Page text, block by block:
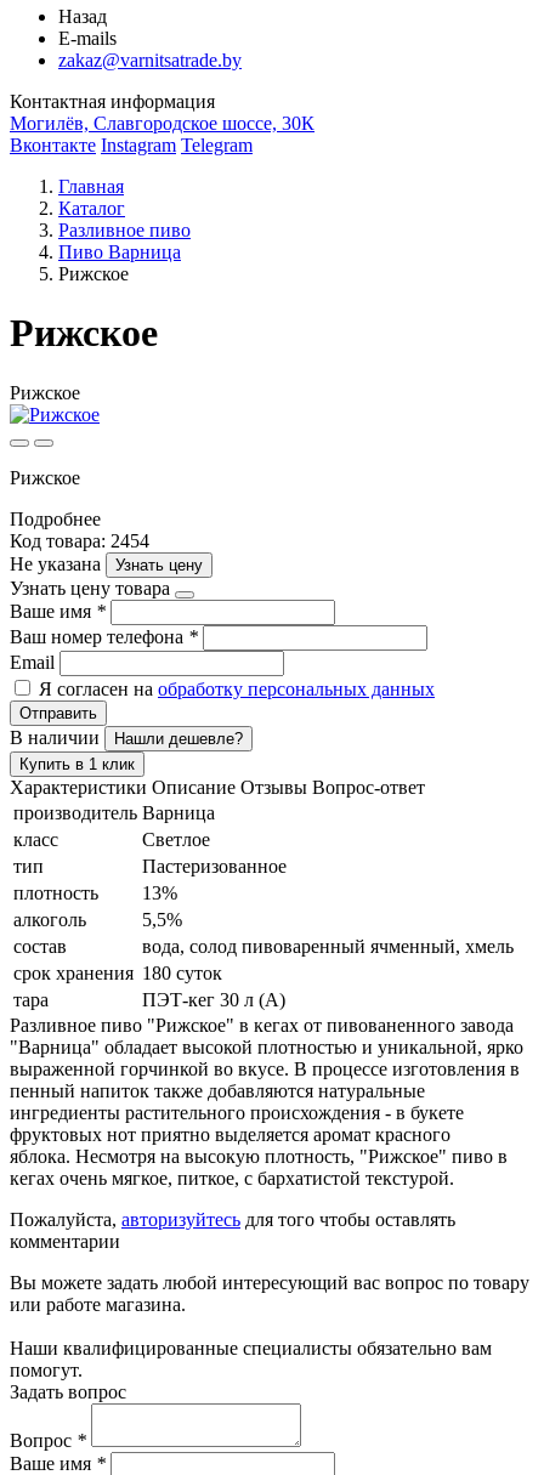
Назад
E-mails
zakaz@varnitsatrade.by
Контактная информация
Могилёв, Славгородское шоссе, 30К
Вконтакте Instagram Telegram
Главная
Каталог
Разливное пиво
Пиво Варница
Рижское
Рижское
Рижское
Рижское
Подробнее
Код товара: 2454
Не указана
Узнать цену
Узнать цену товара
Ваше имя *
Ваш номер телефона *
Email
Я согласен на обработку персональных данных
Отправить
В наличии
Нашли дешевле?
Купить в 1 клик
Характеристики Описание Отзывы Вопрос-ответ
производитель Варница
класс
Светлое
тип
Пастеризованное
плотность
13%
алкоголь
5,5%
состав
вода, солод пивоваренный ячменный, хмель
срок хранения 180 суток
тара
ПЭТ-кег 30 л (А)
Разливное пиво "Рижское" в кегах от пивованенного завода
"Варница" обладает высокой плотностью и уникальной, ярко
выраженной горчинкой во вкусе. В процессе изготовления в
пенный напиток также добавляются натуральные
ингредиенты растительного происхождения - в букете
фруктовых нот приятно выделяется аромат красного
яблока. Несмотря на высокую плотность, "Рижское" пиво в
кегах очень мягкое, питкое, с бархатистой текстурой.
Пожалуйста, авторизуйтесь для того чтобы оставлять
комментарии
Вы можете задать любой интересующий вас вопрос по товару
или работе магазина.
Наши квалифицированные специалисты обязательно вам
помогут.
Задать вопрос
Вопрос *
Ваше имя *